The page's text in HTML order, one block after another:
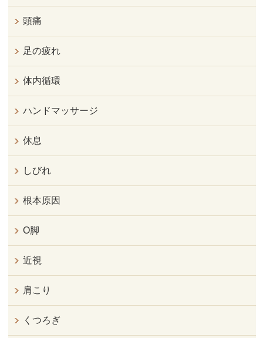
頭痛
足の疲れ
体内循環
ハンドマッサージ
休息
しびれ
根本原因
O脚
近視
肩こり
くつろぎ